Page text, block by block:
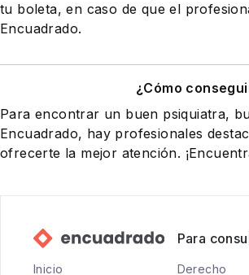
tu boleta, en caso de que el
Encuadrado.
¿Cómo
Para encontrar un buen psiquiatra,
Encuadrado, hay profesionales
ofrecerte la mejor atención.
Inicio
Para
Derecho